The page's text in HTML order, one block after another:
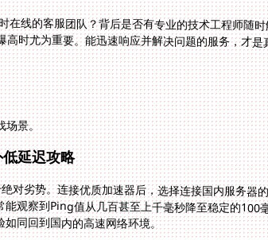
线的客服团队？背后是否有专业的技术工程师随
时尤为重要。能迅速响应并解决问题的服务，才
场景。
延迟攻略
对劣势。连接优质加速器后，选择连接国内服务器
观察到Ping值从几百甚至上千毫秒降至稳定的100
同回到国内的高速网络环境。